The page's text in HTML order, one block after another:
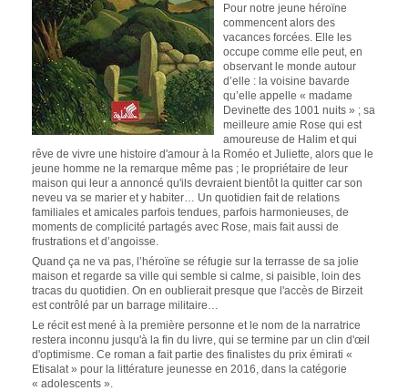
Pour notre jeune héroïne
commencent alors des
vacances forcées. Elle les
occupe comme elle peut, en
observant le monde autour
d’elle : la voisine bavarde
qu’elle appelle « madame
Devinette des 1001 nuits » ; sa
meilleure amie Rose qui est
amoureuse de Halim et qui
rêve de vivre une histoire d'amour à la Roméo et Juliette, alors que le
jeune homme ne la remarque même pas ; le propriétaire de leur
maison qui leur a annoncé qu'ils devraient bientôt la quitter car son
neveu va se marier et y habiter… Un quotidien fait de relations
familiales et amicales parfois tendues, parfois harmonieuses, de
moments de complicité partagés avec Rose, mais fait aussi de
frustrations et d’angoisse.
Quand ça ne va pas, l’héroïne se réfugie sur la terrasse de sa jolie
maison et regarde sa ville qui semble si calme, si paisible, loin des
tracas du quotidien. On en oublierait presque que l'accès de Birzeit
est contrôlé par un barrage militaire…
Le récit est mené à la première personne et le nom de la narratrice
restera inconnu jusqu'à la fin du livre, qui se termine par un clin d'œil
d'optimisme. Ce roman a fait partie des finalistes du prix émirati «
Etisalat » pour la littérature jeunesse en 2016, dans la catégorie
« adolescents ».